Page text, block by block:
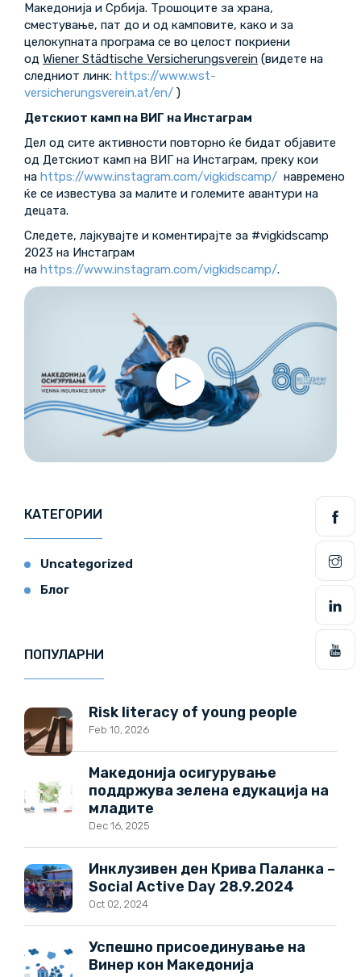
Македонија и Србија. Трошоците за храна,
сместување, пат до и од камповите, како и за
целокупната програма се во целост покриени
од Wiener Städtische Versicherungsverein (видете на
следниот линк: https://www.wst-
versicherungsverein.at/en/ )
Детскиот камп на ВИГ на Инстаграм
Дел од сите активности повторно ќе бидат објавите
од Детскиот камп на ВИГ на Инстаграм, преку кои
на https://www.instagram.com/vigkidscamp/ навремено
ќе се известува за малите и големите авантури на
децата.
Следете, лајкувајте и коментирајте за #vigkidscamp
2023 на Инстаграм
на https://www.instagram.com/vigkidscamp/.
КАТЕГОРИИ
Uncategorized
Блог
ПОПУЛАРНИ
Risk literacy of young people
Feb 10, 2026
Македонија осигурување
поддржува зелена едукација на
младите
Dec 16, 2025
Инклузивен ден Крива Паланка –
Social Active Day 28.9.2024
Oct 02, 2024
Успешно присоединување на
Винер кон Македонија